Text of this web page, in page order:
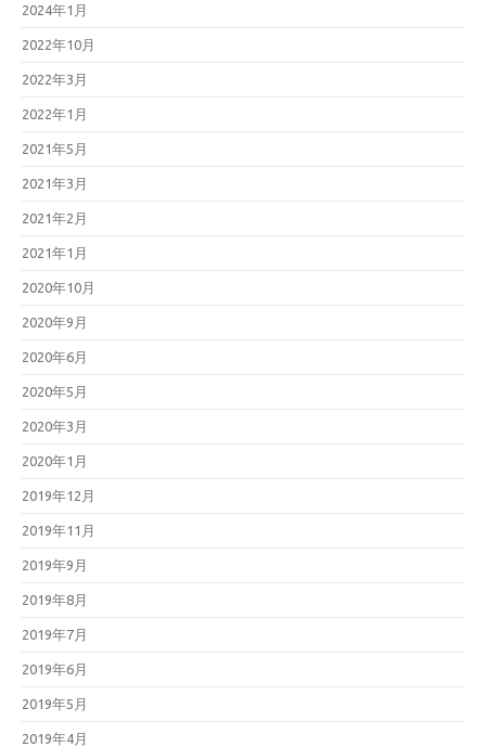
2024年1月
2022年10月
2022年3月
2022年1月
2021年5月
2021年3月
2021年2月
2021年1月
2020年10月
2020年9月
2020年6月
2020年5月
2020年3月
2020年1月
2019年12月
2019年11月
2019年9月
2019年8月
2019年7月
2019年6月
2019年5月
2019年4月